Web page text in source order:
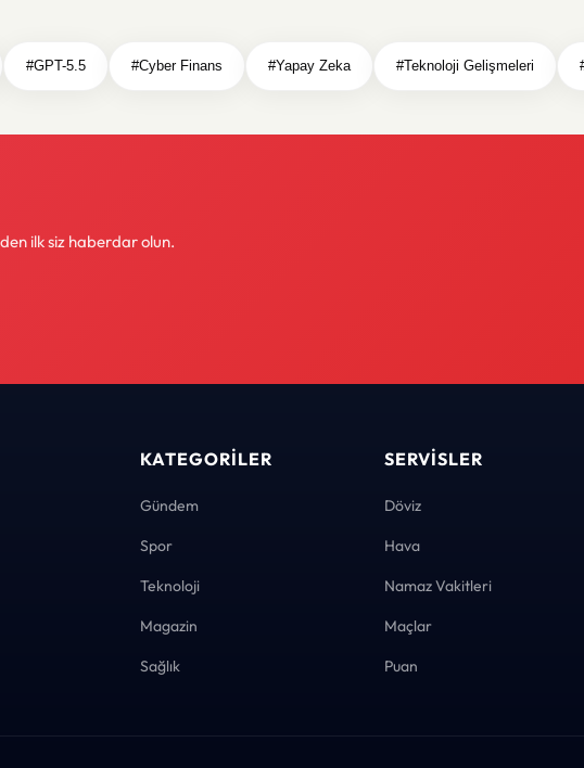
#GPT-5.5 #Cyber Finans #Yapay Zeka #Teknoloji Gelişmeleri
ilk siz haberdar olun.
KATEGORILER
Gündem
Spor
Teknoloji
Magazin
Sağlık
SERVISLER
Döviz
Hava
Namaz Vakitleri
Maçlar
Puan